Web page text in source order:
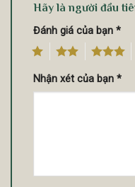
Hãy là người đầu
Đánh giá của bạn *
Nhận xét của bạn *